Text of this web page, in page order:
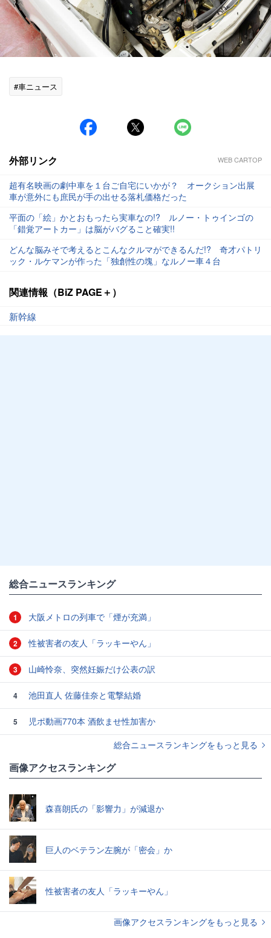
#車ニュース
外部リンク WEB CARTOP
超有名映画の劇中車を１台ご自宅にいかが？ オークション出展
車が意外にも庶民が手の出せる落札価格だった
平面の「絵」かとおもったら実車なの!? ルノー・トゥインゴの
「錯覚アートカー」は脳がバグること確実!!
どんな脳みそで考えるとこんなクルマができるんだ!? 奇才パトリ
ック・ルケマンが作った「独創性の塊」なルノー車４台
関連情報（BiZ PAGE＋）
新幹線
総合ニュースランキング
1 大阪メトロの列車で「煙が充満」
2 性被害者の友人「ラッキーやん」
3 山崎怜奈、突然妊娠だけ公表の訳
4 池田直人 佐藤佳奈と電撃結婚
5
児ポ動画770本 酒飲ませ性加害か
総合ニュースランキングをもっと見る
画像アクセスランキング
森喜朗氏の「影響力」が減退か
巨人のベテラン左腕が「密会」か
性被害者の友人「ラッキーやん」
画像アクセスランキングをもっと見る